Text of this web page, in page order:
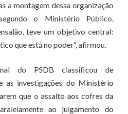
a montagem dessa organização
o Ministério Público,
teve um objetivo central:
que está no poder”, afirmou.
do PSDB classificou de
as investigações do Ministério
que o assalto aos cofres da
ao julgamento do